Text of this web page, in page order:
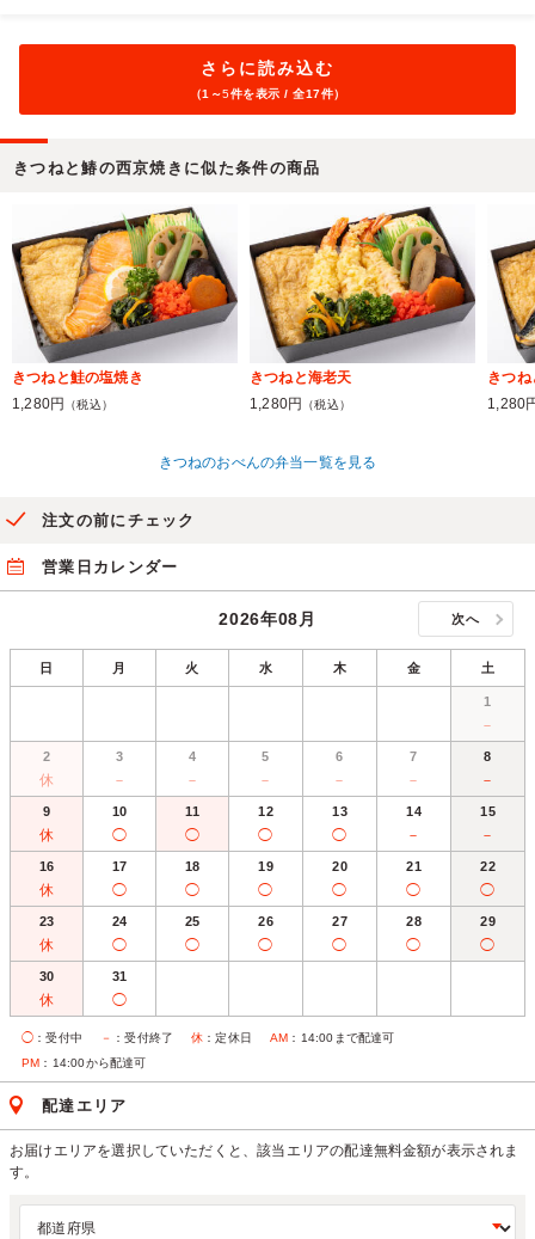
さらに読み込む
（1～5件を表示 / 全17件）
きつねと鰆の西京焼きに似た条件の商品
きつねと鮭の塩焼き
1,280円
（税込）
きつねと海老天
1,280円
（税込）
きつね
1,280
きつねのおべんの弁当一覧を見る
注文の前にチェック
営業日カレンダー
2026年08月 次へ
日 月 火 水 木 金 土
1
－
2
休
3
－
4
－
5
－
6
－
7
－
8
－
9
休
10
◯
11
◯
12
◯
13
◯
14
－
15
－
16
休
17
◯
18
◯
19
◯
20
◯
21
◯
22
◯
23
休
24
◯
25
◯
26
◯
27
◯
28
◯
29
◯
30
休
31
◯
◯ ：受付中 － ：受付終了 休 ：定休日 AM ：14:00まで配達可
PM ：14:00から配達可
配達エリア
お届けエリアを選択していただくと、該当エリアの配達無料金額が表示されま
す。